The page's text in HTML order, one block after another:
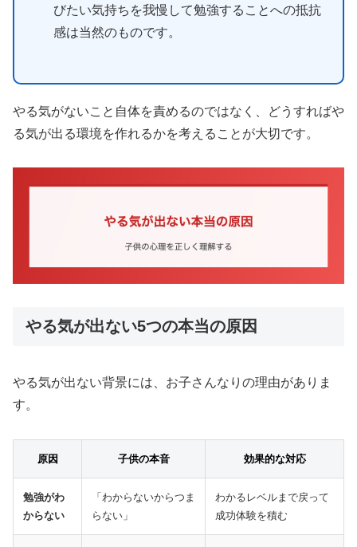
びたい気持ちを我慢して勉強することへの抵抗
感は当然のものです。
やる気がないこと自体を責めるのではなく、どうすればや
る気が出る環境を作れるかを考えることが大切です。
やる気が出ない5つの本当の原因
やる気が出ない背景には、お子さんなりの理由がありま
す。
原因 子供の本音 効果的な対応
勉強がわ
からない
「わからないからつま
らない」
わかるレベルまで戻って
成功体験を積む